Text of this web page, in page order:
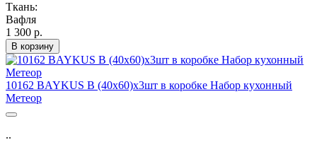
Ткань:
Вафля
1 300 р.
В корзину
10162 BAYKUS В (40х60)х3шт в коробке Набор кухонный
Метеор
..